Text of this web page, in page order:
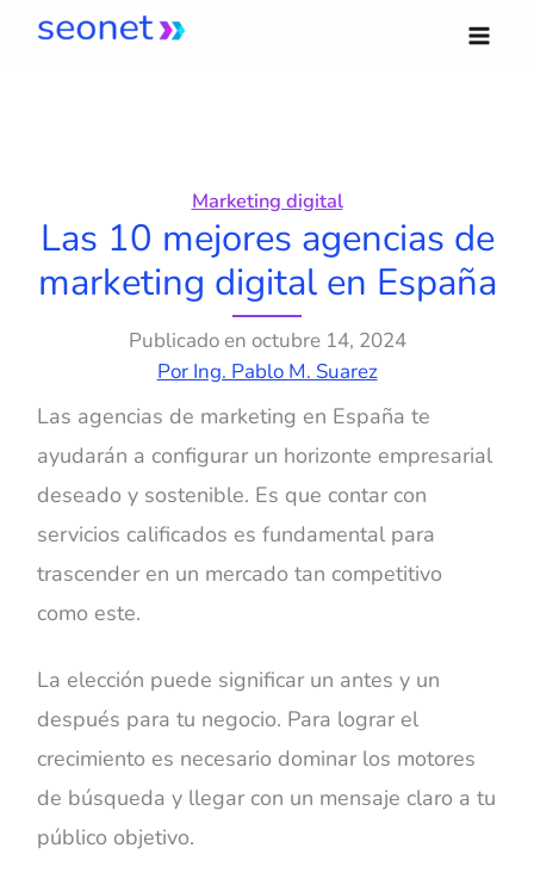
Marketing digital
Las 10 mejores agencias de
marketing digital en España
Publicado en octubre 14, 2024
PorIng. Pablo M. Suarez
Las agencias de marketing en España te
ayudarán a configurar un horizonte empresarial
deseado y sostenible. Es que contar con
servicios calificados es fundamental para
trascender en un mercado tan competitivo
como este.
La elección puede significar un antes y un
después para tu negocio. Para lograr el
crecimiento es necesario dominar los motores
de búsqueda y llegar con un mensaje claro a tu
público objetivo.